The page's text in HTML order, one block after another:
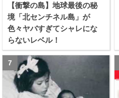
【衝撃の島】地球最後の秘
境「北センチネル島」が
色々ヤバすぎてシャレにな
らないレベル！